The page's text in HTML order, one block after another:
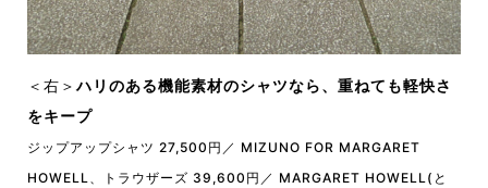
＜右＞ハリのある機能素材のシャツなら、重ねても軽快さ
をキープ
ジップアップシャツ 27,500円／ MIZUNO FOR MARGARET
HOWELL、トラウザーズ 39,600円／ MARGARET HOWELL(と